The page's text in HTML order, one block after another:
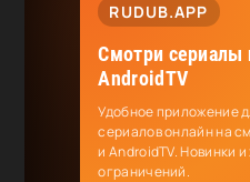
RUDUB.APP
Смотри сериалы
AndroidTV
Удобное приложение
сериалов онлайн на
и AndroidTV. Новинки и
ограничений.